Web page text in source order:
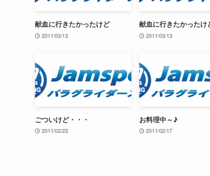
献血に行きたかったけど
2011/03/13
献血に行きたかったけ
2011/03/13
ごついけど・・・
2011/02/23
お料理中～♪
2011/02/17